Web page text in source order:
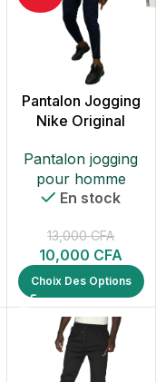
Pantalon Jogging
Nike Original
Pantalon jogging
pour homme
En stock
13,000CFA
10,000 CFA
Choix Des Options